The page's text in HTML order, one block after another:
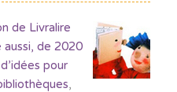
de Livralire
aussi, de 2020
pour